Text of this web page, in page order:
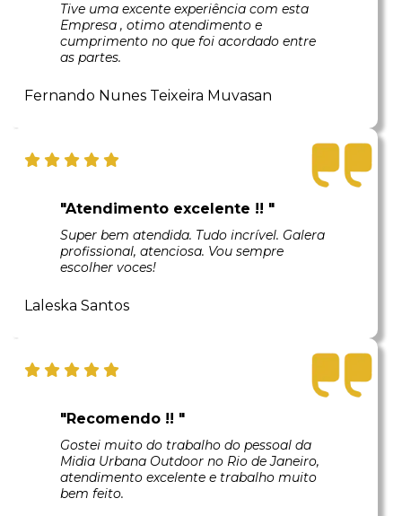
Tive uma excente experiência com esta
Empresa , otimo atendimento e
cumprimento no que foi acordado entre
as partes.
Fernando Nunes Teixeira Muvasan
"Atendimento excelente !! "
Super bem atendida. Tudo incrível. Galera
profissional, atenciosa. Vou sempre
escolher voces!
Laleska Santos
"Recomendo !! "
Gostei muito do trabalho do pessoal da
Midia Urbana Outdoor no Rio de Janeiro,
atendimento excelente e trabalho muito
bem feito.